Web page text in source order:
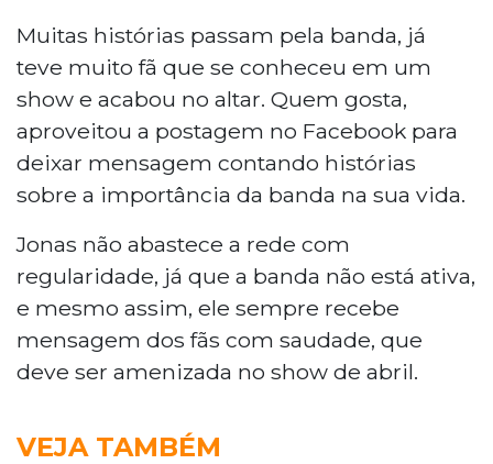
Muitas histórias passam pela banda, já
teve muito fã que se conheceu em um
show e acabou no altar. Quem gosta,
aproveitou a postagem no Facebook para
deixar mensagem contando histórias
sobre a importância da banda na sua vida.
Jonas não abastece a rede com
regularidade, já que a banda não está ativa,
e mesmo assim, ele sempre recebe
mensagem dos fãs com saudade, que
deve ser amenizada no show de abril.
VEJA TAMBÉM